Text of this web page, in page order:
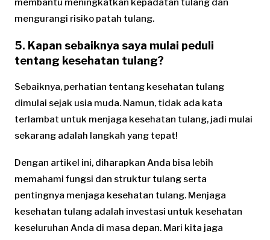
membantu meningkatkan kepadatan tulang dan
mengurangi risiko patah tulang.
5. Kapan sebaiknya saya mulai peduli
tentang kesehatan tulang?
Sebaiknya, perhatian tentang kesehatan tulang
dimulai sejak usia muda. Namun, tidak ada kata
terlambat untuk menjaga kesehatan tulang, jadi mulai
sekarang adalah langkah yang tepat!
Dengan artikel ini, diharapkan Anda bisa lebih
memahami fungsi dan struktur tulang serta
pentingnya menjaga kesehatan tulang. Menjaga
kesehatan tulang adalah investasi untuk kesehatan
keseluruhan Anda di masa depan. Mari kita jaga